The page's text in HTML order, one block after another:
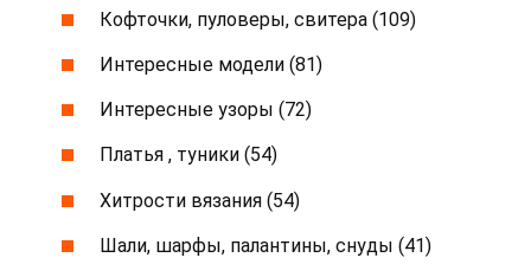
Кофточки, пуловеры, свитера (109)
Интересные модели (81)
Интересные узоры (72)
Платья , туники (54)
Хитрости вязания (54)
Шали, шарфы, палантины, снуды (41)